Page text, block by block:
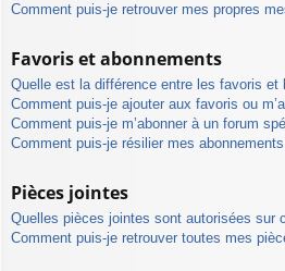
Comment puis-je retrouver mes propres
Favoris et abonnements
Quelle est la différence entre les favoris et
Comment puis-je ajouter aux favoris ou
Comment puis-je m’abonner à un forum
Comment puis-je résilier mes
Pièces jointes
Quelles pièces jointes sont autorisées sur
Comment puis-je retrouver toutes mes